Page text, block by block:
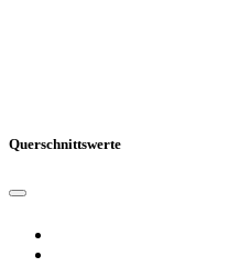
Querschnittswerte